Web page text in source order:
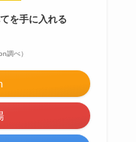
を手に入れる
調べ）